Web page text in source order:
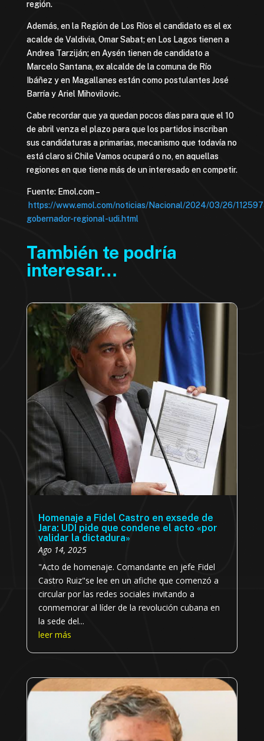
región.
Además, en la Región de Los Ríos el candidato es el ex
acalde de Valdivia, Omar Sabat; en Los Lagos tienen a
Andrea Tarziján; en Aysén tienen de candidato a
Marcelo Santana, ex alcalde de la comuna de Río
Ibáñez y en Magallanes están como postulantes José
Barría y Ariel Mihovilovic.
Cabe recordar que ya quedan pocos días para que el 10
de abril venza el plazo para que los partidos inscriban
sus candidaturas a primarias, mecanismo que todavía no
está claro si Chile Vamos ocupará o no, en aquellas
regiones en que tiene más de un interesado en competir.
Fuente: Emol.com –
https://www.emol.com/noticias/Nacional/2024/03/26/
gobernador-regional-udi.html
También te podría
interesar…
Homenaje a Fidel Castro en exsede de
Jara: UDI pide que condene el acto «por
validar la dictadura»
Ago 14, 2025
"Acto de homenaje. Comandante en jefe Fidel
Castro Ruiz"se lee en un afiche que comenzó a
circular por las redes sociales invitando a
conmemorar al líder de la revolución cubana en
la sede del...
leer más